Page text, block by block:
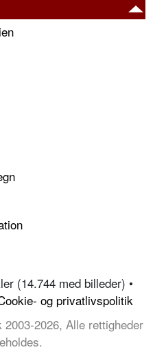
(14.744 med billeder) •
og privatlivspolitik
2026, Alle rettigheder